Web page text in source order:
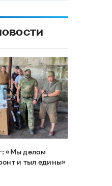
«Мы делом
и тыл едины»